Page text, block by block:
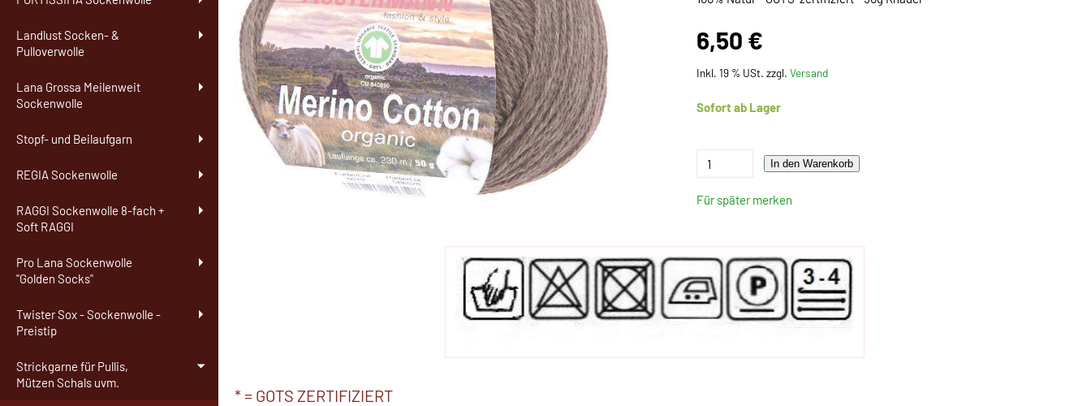
Landlust Socken- &
Pulloverwolle
Lana Grossa Meilenweit
Sockenwolle
Stopf- und Beilaufgarn
REGIA Sockenwolle
RAGGI Sockenwolle 8-fach +
Soft RAGGI
Pro Lana Sockenwolle
"Golden Socks"
Twister Sox - Sockenwolle -
Preistip
Strickgarne für Pullis,
Mützen Schals uvm.
6,50 €
Inkl. 19 % USt. zzgl.Versand
Sofort ab Lager
In den Warenkorb
Für später merken
* = GOTS ZERTIFIZIERT